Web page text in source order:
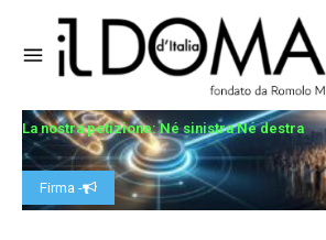
La nostra petizione: Né sinistra Né destra
Firma -